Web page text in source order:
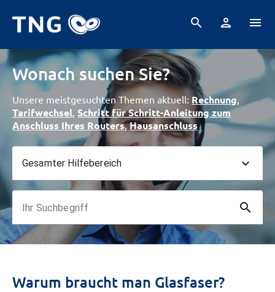
search person menu
Wonach suchen Sie?
Unsere meistgesuchten Themen aktuell: Rechnung,
Tarifwechsel, Schritt für Schritt-Anleitung zum
Anschluss Ihres Routers,Hausanschluss
Gesamter Hilfebereich expand_more
search
Warum braucht man Glasfaser?